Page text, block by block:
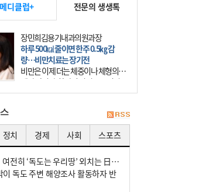
디클럽+ 전문의 생생톡
장민희김용기내과의원과장
하루 500㎉ 줄이면 한주 0.5㎏ 감
량…비만치료는 장기전
비만은 이제 더는 체중이나 체형의 문
제가 아니다. 하나의 질병으로 인지
하고 치료와 관리를 해야 한다. 세계
정치 경제 사회 스포츠
전히 ‘독도는 우리땅’ 외치는 日…
독도 주변 해양조사 활동하자 반